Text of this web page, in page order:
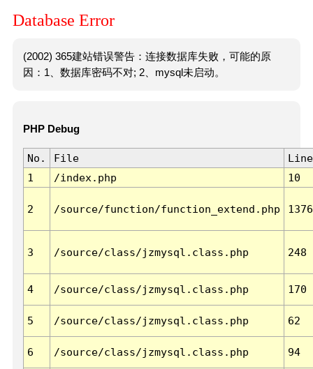
Database Error
(2002) 365建站错误警告：连接数据库失败，可能的原
因：1、数据库密码不对; 2、mysql未启动。
PHP Debug
No. File
Line
1
/index.php 10
2 /source/function/function_extend.php 1376
3 /source/class/jzmysql.class.php 248
4 /source/class/jzmysql.class.php 170
5 /source/class/jzmysql.class.php 62
6 /source/class/jzmysql.class.php 94